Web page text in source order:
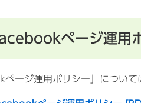
ページ運用
ージ運用ポリシー」について